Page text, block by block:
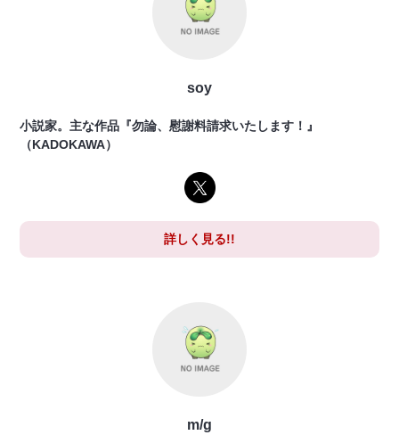
soy
小説家。主な作品『勿論、慰謝料請求いたします！』
（KADOKAWA）
詳しく見る!!
m/g